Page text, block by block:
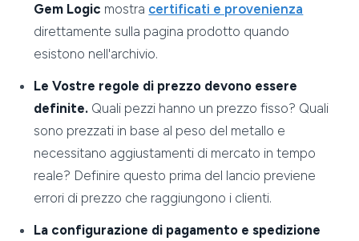
Gem Logic mostra certificati e provenienza
direttamente sulla pagina prodotto quando
esistono nell'archivio.
Le Vostre regole di prezzo devono essere
definite. Quali pezzi hanno un prezzo fisso? Quali
sono prezzati in base al peso del metallo e
necessitano aggiustamenti di mercato in tempo
reale? Definire questo prima del lancio previene
errori di prezzo che raggiungono i clienti.
La configurazione di pagamento e spedizione